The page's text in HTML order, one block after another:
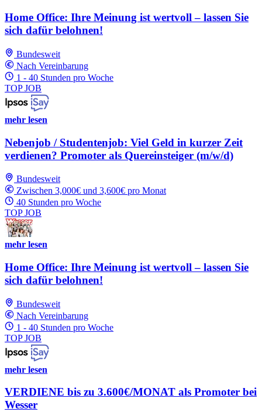
Home Office: Ihre Meinung ist wertvoll – lassen Sie
sich dafür belohnen!
Bundesweit
Nach Vereinbarung
1 - 40 Stunden pro Woche
TOP JOB
mehr lesen
Nebenjob / Studentenjob: Viel Geld in kurzer Zeit
verdienen? Promoter als Quereinsteiger (m/w/d)
Bundesweit
Zwischen 3,000€ und 3,600€ pro Monat
40 Stunden pro Woche
TOP JOB
mehr lesen
Home Office: Ihre Meinung ist wertvoll – lassen Sie
sich dafür belohnen!
Bundesweit
Nach Vereinbarung
1 - 40 Stunden pro Woche
TOP JOB
mehr lesen
VERDIENE bis zu 3.600€/MONAT als Promoter bei
Wesser